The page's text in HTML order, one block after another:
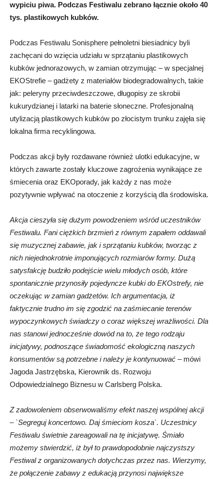
wypiciu piwa. Podczas Festiwalu zebrano łącznie około 40
tys. plastikowych kubków.
Podczas Festiwalu Sonisphere pełnoletni biesiadnicy byli
zachęcani do wzięcia udziału w sprzątaniu plastikowych
kubków jednorazowych, w zamian otrzymując – w specjalnej
EKOStrefie – gadżety z materiałów biodegradowalnych, takie
jak: peleryny przeciwdeszczowe, długopisy ze skrobii
kukurydzianej i latarki na baterie słoneczne. Profesjonalną
utylizacją plastikowych kubków po złocistym trunku zajęła się
lokalna firma recyklingowa.
Podczas akcji były rozdawane również ulotki edukacyjne, w
których zawarte zostały kluczowe zagrożenia wynikające ze
śmiecenia oraz EKOporady, jak każdy z nas może
pozytywnie wpływać na otoczenie z korzyścią dla środowiska.
Akcja cieszyła się dużym powodzeniem wśród uczestników
Festiwalu. Fani ciężkich brzmień z równym zapałem oddawali
się muzycznej zabawie, jak i sprzątaniu kubków, tworząc z
nich niejednokrotnie imponujących rozmiarów formy. Dużą
satysfakcję budziło podejście wielu młodych osób, które
spontanicznie przynosiły pojedyncze kubki do EKOstrefy, nie
oczekując w zamian gadżetów. Ich argumentacja, iż
faktycznie trudno im się zgodzić na zaśmiecanie terenów
wypoczynkowych świadczy o coraz większej wrażliwości. Dla
nas stanowi jednocześnie dowód na to, że tego rodzaju
inicjatywy, podnoszące świadomość ekologiczną naszych
konsumentów są potrzebne i należy je kontynuować – mówi
Jagoda Jastrzębska, Kierownik ds. Rozwoju
Odpowiedzialnego Biznesu w Carlsberg Polska.
Z zadowoleniem obserwowaliśmy efekt naszej wspólnej akcji
– `Segreguj koncertowo. Daj śmieciom kosza`. Uczestnicy
Festiwalu świetnie zareagowali na tę inicjatywę. Śmiało
możemy stwierdzić, iż był to prawdopodobnie najczystszy
Festiwal z organizowanych dotychczas przez nas. Wierzymy,
że połączenie zabawy z edukacją przynosi największe